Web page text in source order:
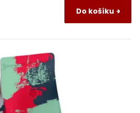
Do košíku